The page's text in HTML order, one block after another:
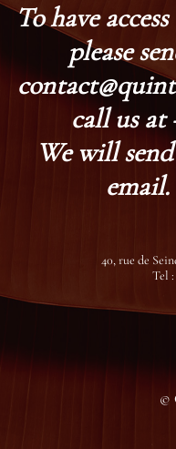
To have
please
call us at
We will
40, rue de
Tel :
©